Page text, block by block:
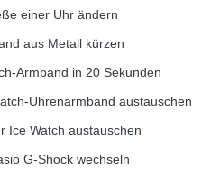
einer Uhr ändern
aus Metall kürzen
Armband in 20 Sekunden
Uhrenarmband austauschen
Ice Watch austauschen
G-Shock wechseln